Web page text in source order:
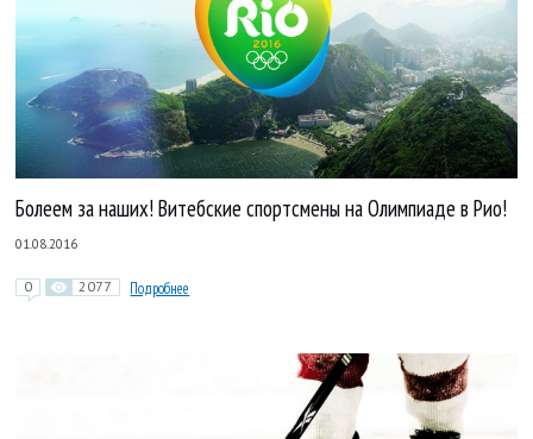
Болеем за наших! Витебские спортсмены на Олимпиаде в Рио!
01.08.2016
0 2077 Подробнее